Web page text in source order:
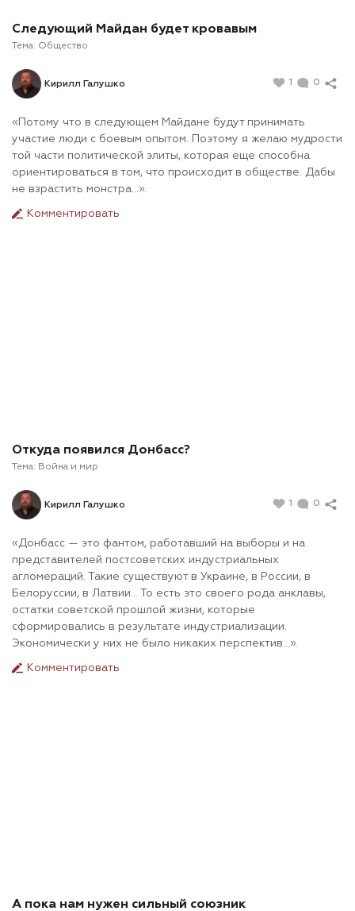
Следующий Майдан будет кровавым
Тема: Общество
Кирилл Галушко 1 0
«Потому что в следующем Майдане будут принимать
участие люди с боевым опытом. Поэтому я желаю мудрости
той части политической элиты, которая еще способна
ориентироваться в том, что происходит в обществе. Дабы
не взрастить монстра…».
Комментировать
Откуда появился Донбасс?
Тема: Война и мир
Кирилл Галушко 1 0
«Донбасс — это фантом, работавший на выборы и на
представителей постсоветских индустриальных
агломераций. Такие существуют в Украине, в России, в
Белоруссии, в Латвии… То есть это своего рода анклавы,
остатки советской прошлой жизни, которые
сформировались в результате индустриализации.
Экономически у них не было никаких перспектив…».
Комментировать
А пока нам нужен сильный союзник